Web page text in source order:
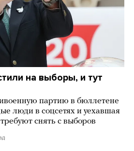
на выборы, и тут
партию в бюллетене
люди в соцсетях и уехавшая
снять с выборов